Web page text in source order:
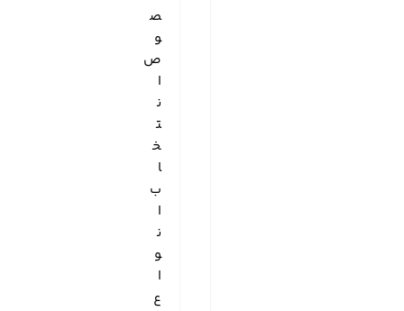
ص
و
ص
ا
ن
ت
خ
ا
ب
ا
ن
و
ا
ع